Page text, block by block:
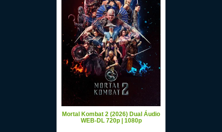
Mortal Kombat 2 (2026) Dual Áudio
WEB-DL 720p | 1080p